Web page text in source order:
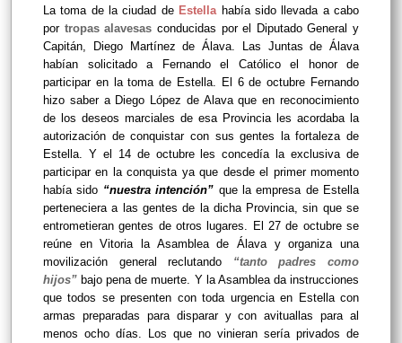
La toma de la ciudad de Estella había sido llevada a cabo
por tropas alavesas conducidas por el Diputado General y
Capitán, Diego Martínez de Álava. Las Juntas de Álava
habían solicitado a Fernando el Católico el honor de
participar en la toma de Estella. El 6 de octubre Fernando
hizo saber a Diego López de Alava que en reconocimiento
de los deseos marciales de esa Provincia les acordaba la
autorización de conquistar con sus gentes la fortaleza de
Estella. Y el 14 de octubre les concedía la exclusiva de
participar en la conquista ya que desde el primer momento
había sido “nuestra intención” que la empresa de Estella
perteneciera a las gentes de la dicha Provincia, sin que se
entrometieran gentes de otros lugares. El 27 de octubre se
reúne en Vitoria la Asamblea de Álava y organiza una
movilización general reclutando “tanto padres como
hijos”bajo pena de muerte. Y la Asamblea da instrucciones
que todos se presenten con toda urgencia en Estella con
armas preparadas para disparar y con avituallas para al
menos ocho días. Los que no vinieran sería privados de